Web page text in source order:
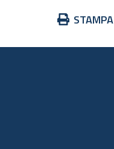
Azioni
documento
STAMPA